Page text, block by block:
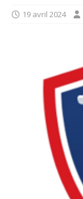
19 avril 2024